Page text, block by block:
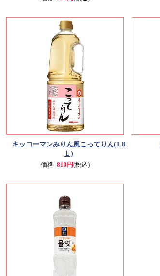
キッコーマンみりん風こってりん(1.8
Ｌ)
価格 810円(税込)